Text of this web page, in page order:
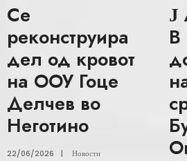
Се
реконструира
дел од кровот
на ООУ Гоце
Делчев во
Неготино
22/06/2026 | Новости
Ј
В